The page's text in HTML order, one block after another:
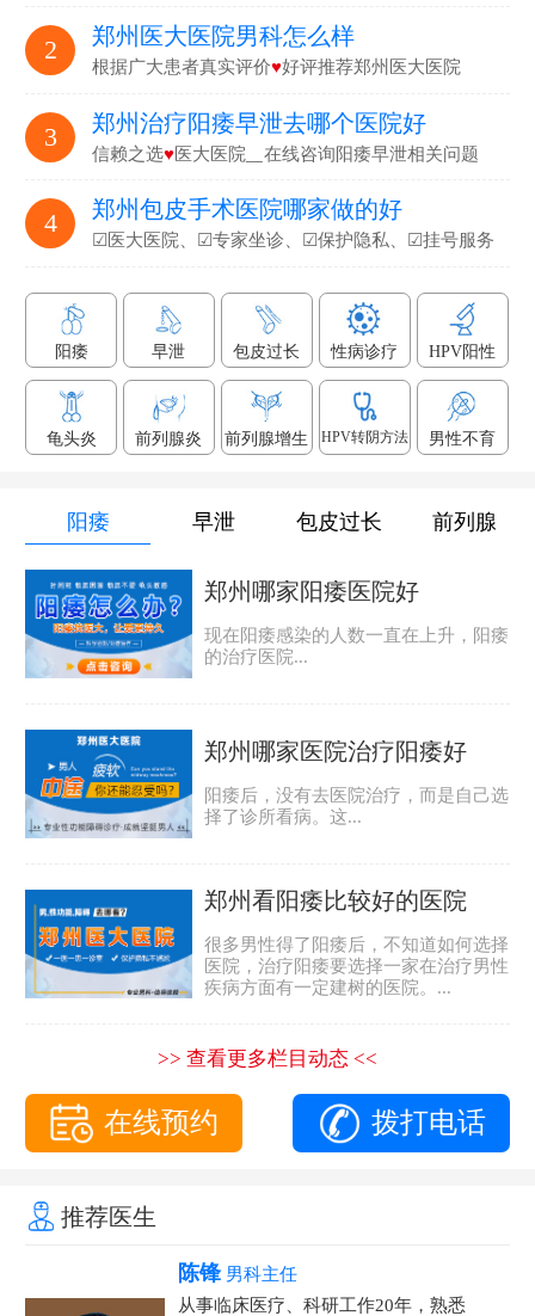
2 郑州医大医院男科怎么样
根据广大患者真实评价♥好评推荐郑州医大医院
3 郑州治疗阳痿早泄去哪个医院好
信赖之选♥医大医院▁在线咨询阳痿早泄相关问题
4 郑州包皮手术医院哪家做的好
☑医大医院、☑专家坐诊、☑保护隐私、☑挂号服务
阳痿 早泄 包皮过长 性病诊疗 HPV阳性
龟头炎 前列腺炎 前列腺增生 HPV转阴方法 男性不育
阳痿 早泄 包皮过长 前列腺
郑州哪家阳痿医院好
现在阳痿感染的人数一直在上升，阳痿
的治疗医院...
郑州哪家医院治疗阳痿好
阳痿后，没有去医院治疗，而是自己选
择了诊所看病。这...
郑州看阳痿比较好的医院
很多男性得了阳痿后，不知道如何选择
医院，治疗阳痿要选择一家在治疗男性
疾病方面有一定建树的医院。...
>> 查看更多栏目动态 <<
在线预约 拨打电话
推荐医生
陈锋 男科主任
从事临床医疗、科研工作20年，熟悉